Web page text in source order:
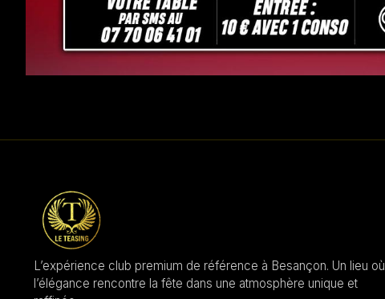
L’expérience club premium de référence à Besançon. Un lieu où
l’élégance rencontre la fête dans une atmosphère unique et